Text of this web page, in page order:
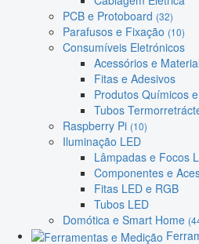
PCB e Protoboard (32)
Parafusos e Fixação (10)
Consumíveis Eletrónicos
Acessórios e
Fitas e Adesivos
Produtos Químicos
Tubos
Raspberry Pi (10)
Iluminação LED
Lâmpadas e Focos
Componentes e
Fitas LED e RGB
Tubos LED
Domótica e Smart Home